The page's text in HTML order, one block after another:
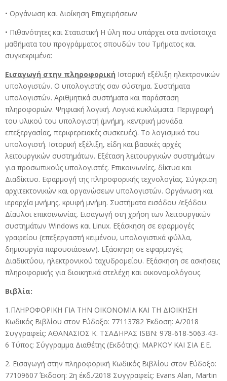
• Oργάνωση και Διοίκηση Επιχειρήσεων
• Πιθανότητες και Στατιστική Η ύλη που υπάρχει στα αντίστοιχα
μαθήματα του προγράμματος σπουδών του Τμήματος και
συγκεκριμένα:
Εισαγωγή στην πληροφορική Ιστορική εξέλιξη ηλεκτρονικών
υπολογιστών. Ο υπολογιστής σαν σύστημα. Συστήματα
υπολογιστών. Αριθμητικά συστήματα και παράσταση
πληροφοριών. Ψηφιακή λογική. Λογικά κυκλώματα. Περιγραφή
του υλικού του υπολογιστή (μνήμη, κεντρική μονάδα
επεξεργασίας, περιφερειακές συσκευές). Το λογισμικό του
υπολογιστή. Ιστορική εξέλιξη, είδη και βασικές αρχές
λειτουργικών συστημάτων. Εξέταση λειτουργικών συστημάτων
για προσωπικούς υπολογιστές. Επικοινωνίες, δίκτυα και
Διαδίκτυο. Εφαρμογή της πληροφορικής τεχνολογίας. Σύγκριση
αρχιτεκτονικών και οργανώσεων υπολογιστών. Οργάνωση και
ιεραρχία μνήμης, κρυφή μνήμη. Συστήματα εισόδου /εξόδου.
Δίαυλοι επικοινωνίας. Εισαγωγή στη χρήση των λειτουργικών
συστημάτων Windows και Linux. Εξάσκηση σε εφαρμογές
γραφείου (επεξεργαστή κειμένου, υπολογιστικά φύλλα,
δημιουργία παρουσιάσεων). Εξάσκηση σε εφαρμογές
Διαδικτύου, ηλεκτρονικού ταχυδρομείου. Εξάσκηση σε ασκήσεις
πληροφορικής για διοικητικά στελέχη και οικονομολόγους.
Βιβλία:
1.ΠΛΗΡΟΦΟΡΙΚΗ ΓΙΑ ΤΗΝ ΟΙΚΟΝΟΜΙΑ ΚΑΙ ΤΗ ΔΙΟΙΚΗΣΗ
Κωδικός Βιβλίου στον Εύδοξο: 77113782 Έκδοση: Α/2018
Συγγραφείς: ΑΘΑΝΑΣΙΟΣ Κ. ΤΣΑΔΗΡΑΣ ISBN: 978-618-5063-43-
6 Τύπος: Σύγγραμμα Διαθέτης (Εκδότης): ΜΑΡΚΟΥ ΚΑΙ ΣΙΑ Ε.Ε.
2. Εισαγωγή στην πληροφορική Κωδικός Βιβλίου στον Εύδοξο:
77109607 Έκδοση: 2η έκδ./2018 Συγγραφείς: Evans Alan, Martin